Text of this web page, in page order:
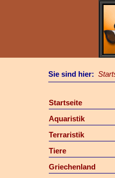
Sie sind hier:
Startseite
Aquaristik
Terraristik
Tiere
Griechenland